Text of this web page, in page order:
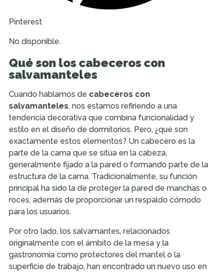
Pinterest
No disponible.
Qué son los cabeceros con
salvamanteles
Cuando hablamos de cabeceros con
salvamanteles, nos estamos refiriendo a una
tendencia decorativa que combina funcionalidad y
estilo en el diseño de dormitorios. Pero, ¿qué son
exactamente estos elementos? Un cabecero es la
parte de la cama que se sitúa en la cabeza,
generalmente fijado a la pared o formando parte de la
estructura de la cama. Tradicionalmente, su función
principal ha sido la de proteger la pared de manchas o
roces, además de proporcionar un respaldo cómodo
para los usuarios.
Por otro lado, los salvamantes, relacionados
originalmente con el ámbito de la mesa y la
gastronomía como protectores del mantel o la
superficie de trabajo, han encontrado un nuevo uso en